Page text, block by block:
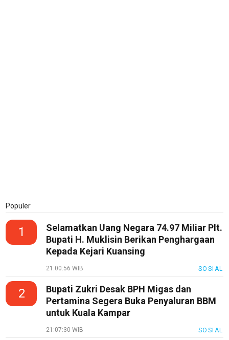
Populer
1
Selamatkan Uang Negara 74.97 Miliar Plt.
Bupati H. Muklisin Berikan Penghargaan
Kepada Kejari Kuansing
21:00:56 WIB SOSIAL
2
Bupati Zukri Desak BPH Migas dan
Pertamina Segera Buka Penyaluran BBM
untuk Kuala Kampar
21:07:30 WIB SOSIAL